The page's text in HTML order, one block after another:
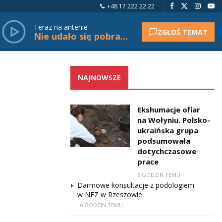
+48 17 222 22 22
Teraz na antenie
Nie udało się pobrać tytułu. ZGŁOŚ TEMAT
NAJNOWSZE
Ekshumacje ofiar
na Wołyniu. Polsko-
ukraińska grupa
podsumowała
dotychczasowe
prace
6 GODZIN TEMU
Darmowe konsultacje z podologiem
w NFZ w Rzeszowie
6 GODZIN TEMU